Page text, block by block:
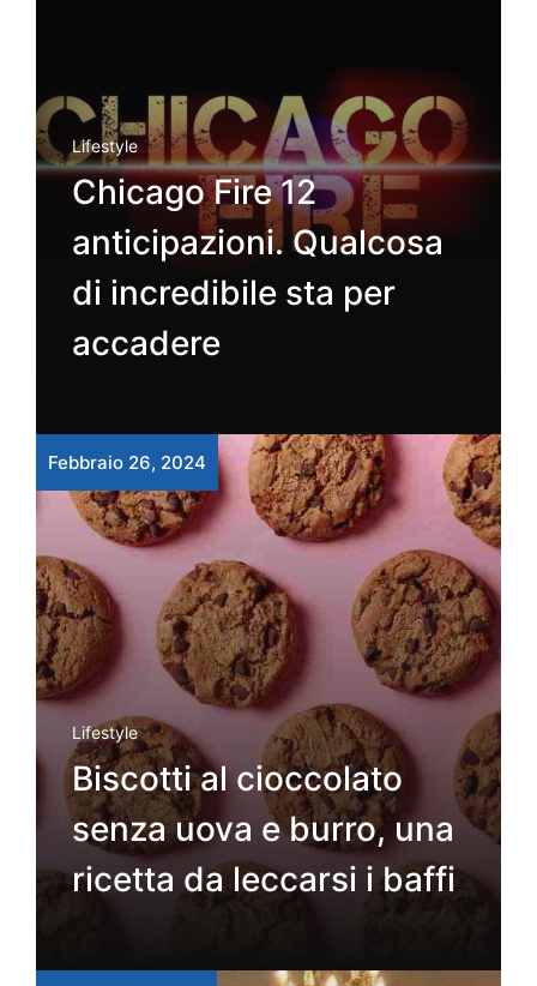
Lifestyle
Chicago Fire 12
anticipazioni. Qualcosa
di incredibile sta per
accadere
Febbraio 26, 2024
Lifestyle
Biscotti al cioccolato
senza uova e burro, una
ricetta da leccarsi i baffi